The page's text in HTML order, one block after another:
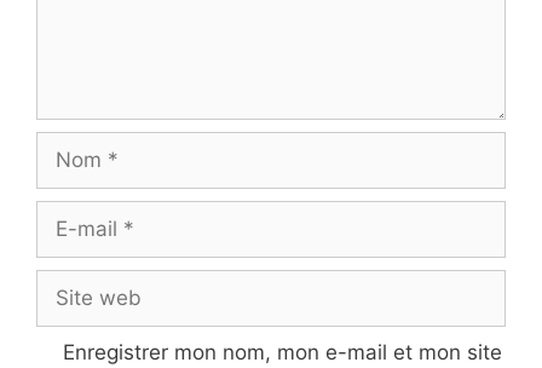
mail
web
Enregistrer mon nom, mon e-mail et mon site